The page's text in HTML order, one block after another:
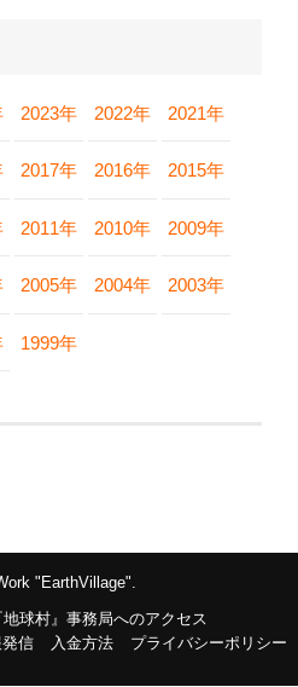
2023年 2022年 2021年
2017年 2016年 2015年
2011年 2010年 2009年
2005年 2004年 2003年
1999年
"EarthVillage".
地球村』事務局へのアクセス
信 入金方法 プライバシーポリシー